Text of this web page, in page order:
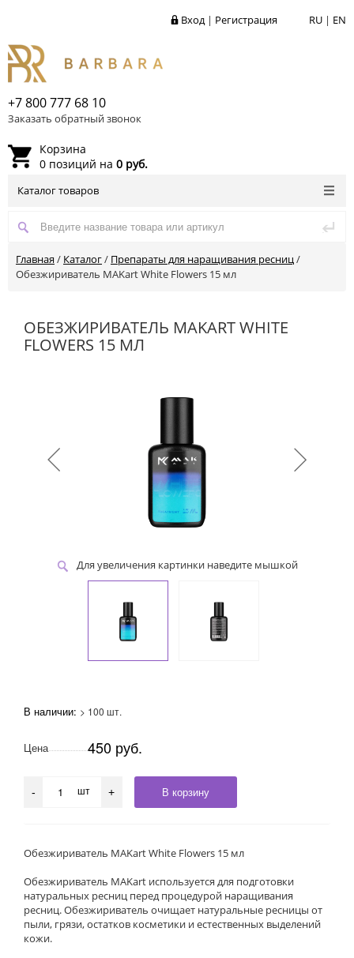
RU | EN
Вход| Регистрация
+7 800 777 68 10
Заказать обратный звонок
Корзина
0 позиций на 0 руб.
Каталог товаров
Главная / Каталог/ Препараты для наращивания ресниц/
Обезжириватель MAKart White Flowers 15 мл
ОБЕЗЖИРИВАТЕЛЬ MAKART WHITE
FLOWERS 15 МЛ
Для увеличения картинки наведите мышкой
В наличии: > 100 шт.
Цена 450 руб.
- шт + В корзину
Обезжириватель MAKart White Flowers 15 мл
Обезжириватель MAKart используется для подготовки
натуральных ресниц перед процедурой наращивания
ресниц. Обезжириватель очищает натуральные ресницы от
пыли, грязи, остатков косметики и естественных выделений
кожи.